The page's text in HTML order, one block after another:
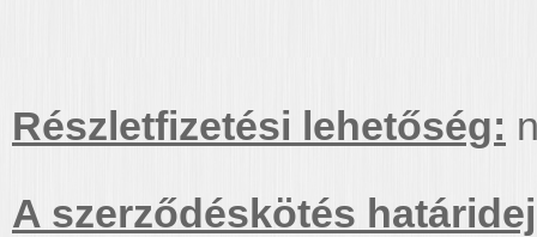
Részletfizetési lehetőség:
A szerződéskötés